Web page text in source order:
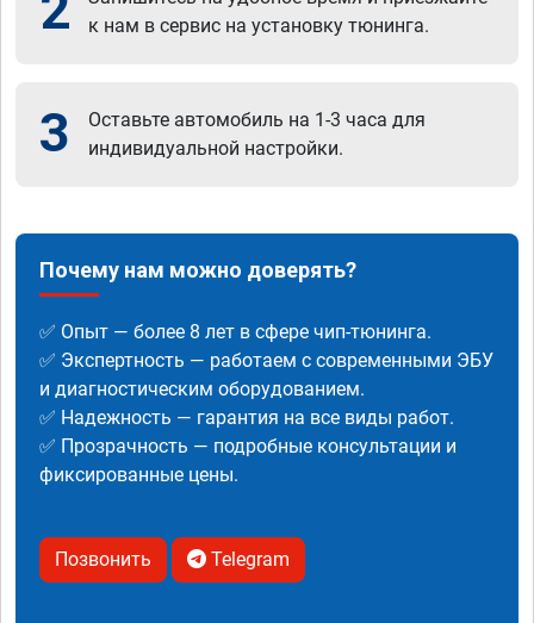
к нам в сервис на установку тюнинга.
3
Оставьте автомобиль на 1-3 часа для
индивидуальной настройки.
Почему нам можно доверять?
✅ Опыт — более 8 лет в сфере чип-тюнинга.
✅ Экспертность — работаем с современными ЭБУ
и диагностическим оборудованием.
✅ Надежность — гарантия на все виды работ.
✅ Прозрачность — подробные консультации и
фиксированные цены.
Позвонить Telegram